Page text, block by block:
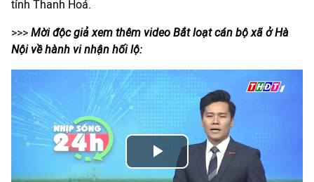
tỉnh Thanh Hoá.
>>> Mời độc giả xem thêm video Bắt loạt cán bộ xã ở Hà
Nội về hành vi nhận hối lộ:
Play